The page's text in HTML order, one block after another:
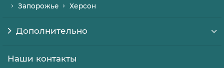
Запорожье
Херсон
Дополнительно
Наши контакты